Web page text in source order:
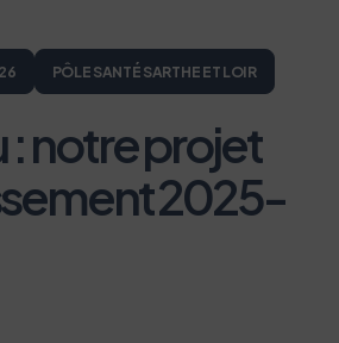
PÔLE SANTÉ SARTHE ET LOIR
: notre projet
2025-